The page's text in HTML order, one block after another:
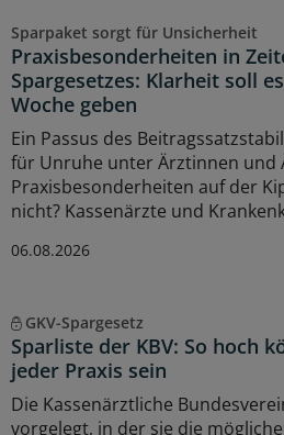
Sparpaket sorgt für Unsicherheit
Praxisbesonderheiten in
Spargesetzes: Klarheit soll
Woche geben
Ein Passus des
für Unruhe unter Ärztinnen und
Praxisbesonderheiten auf der
nicht? Kassenärzte und
06.08.2026
GKV-Spargesetz
Sparliste der KBV: So hoch
jeder Praxis sein
Die Kassenärztliche
vorgelegt, in der sie die